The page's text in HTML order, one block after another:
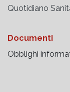
Quotidiano
Documenti
Obblighi